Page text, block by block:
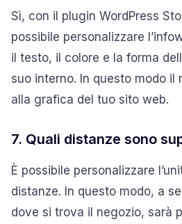
Sì, con il plugin WordPress
possibile personalizzare
il testo, il colore e la forma
suo interno. In questo modo il
alla grafica del tuo sito web.
7. Quali distanze sono
È possibile personalizzare
distanze. In questo modo, a
dove si trova il negozio, sarà